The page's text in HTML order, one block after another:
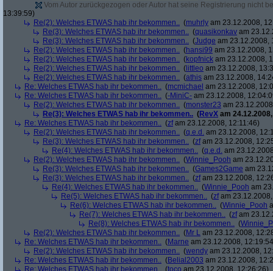
Vom Autor zurückgezogen oder Autor hat seine Registrierung nicht
13:39:59)
Re(2): Welches ETWAS hab ihr bekommen.. (muhrly am 23.12.2008,
Re(3): Welches ETWAS hab ihr bekommen.. (quasikonkav am
Re(3): Welches ETWAS hab ihr bekommen.. (Judge am 23.12.2008,
Re(2): Welches ETWAS hab ihr bekommen.. (hansi99 am 23.12.2008,
Re(2): Welches ETWAS hab ihr bekommen.. (kopfnick am 23.12.2008,
Re(2): Welches ETWAS hab ihr bekommen.. ( littleo am 23.12.2008,
Re(2): Welches ETWAS hab ihr bekommen.. (athis am 23.12.2008,
Re: Welches ETWAS hab ihr bekommen.. (mcmichael am 23.12.2008,
Re: Welches ETWAS hab ihr bekommen.. (-MiniC- am 23.12.2008,
Re(2): Welches ETWAS hab ihr bekommen.. (monster23 am
Re(3): Welches ETWAS hab ihr bekommen.. (RevX am
Re: Welches ETWAS hab ihr bekommen.. (zfam 23.12.2008, 12:11:46)
Re(2): Welches ETWAS hab ihr bekommen.. (q.e.d. am 23.12.2008,
Re(3): Welches ETWAS hab ihr bekommen.. (zfam 23.12.2008,
Re(4): Welches ETWAS hab ihr bekommen.. (q.e.d. am
Re(2): Welches ETWAS hab ihr bekommen.. (Winnie_Pooh am
Re(3): Welches ETWAS hab ihr bekommen.. (Games2Game am
Re(3): Welches ETWAS hab ihr bekommen.. (zfam 23.12.2008,
Re(4): Welches ETWAS hab ihr bekommen.. (Winnie_Pooh am
Re(5): Welches ETWAS hab ihr bekommen.. (zfam
Re(6): Welches ETWAS hab ihr bekommen.. (Winnie_Pooh
Re(7): Welches ETWAS hab ihr bekommen.. (zfam
Re(8): Welches ETWAS hab ihr bekommen.. (
Re(2): Welches ETWAS hab ihr bekommen.. (Mr L am 23.12.2008,
Re: Welches ETWAS hab ihr bekommen.. (Marne am 23.12.2008,
Re(2): Welches ETWAS hab ihr bekommen.. (wendy am 23.12.2008,
Re: Welches ETWAS hab ihr bekommen.. (Belial2003 am 23.12.2008,
Re: Welches ETWAS hab ihr bekommen.. (toco am 23.12.2008, 12:26:26)